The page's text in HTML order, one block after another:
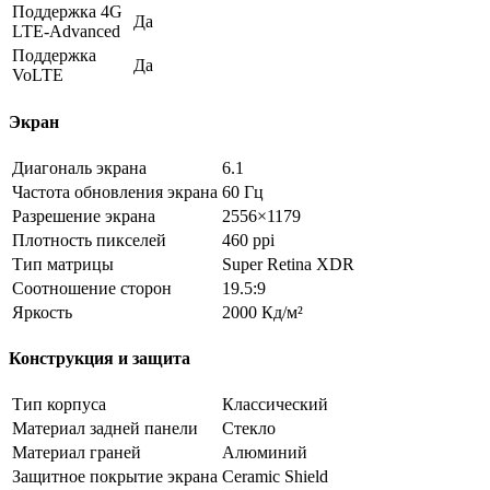
Поддержка 4G
LTE-Advanced
Да
Поддержка
VoLTE
Да
Экран
Диагональ экрана
6.1
Частота обновления экрана 60 Гц
Разрешение экрана
2556×1179
Плотность пикселей
460 ppi
Тип матрицы
Super Retina XDR
Соотношение сторон
19.5:9
Яркость
2000 Кд/м²
Конструкция и защита
Тип корпуса
Классический
Материал задней панели
Стекло
Материал граней
Алюминий
Защитное покрытие экрана Ceramic Shield